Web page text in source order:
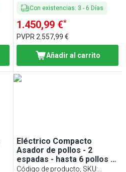
Con existencias: 3 - 6 Días
1.450,99 €*
PVPR2.557,99 €
Añadir al carrito
Eléctrico Compacto
Asador de pollos - 2
espadas - hasta 6 pollos -
4,4kW
Código de producto, SKU: